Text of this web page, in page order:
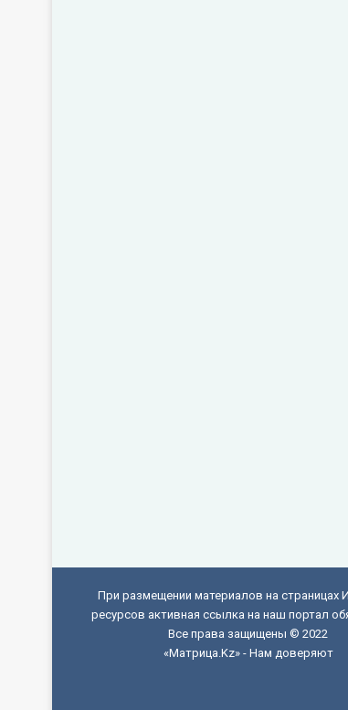
При размещении материалов на страницах
ресурсов активная ссылка на наш портал
Все права защищены © 2022
«Матрица.Kz» - Нам доверяют